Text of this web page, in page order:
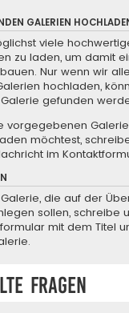
GALERIEN
viele
zu laden, um damit
Nur wenn wir
hochladen,
gefunden
vorgegebenen
möchtest,
im
die auf der
sollen, schreibe
mit dem Titel
Fragen